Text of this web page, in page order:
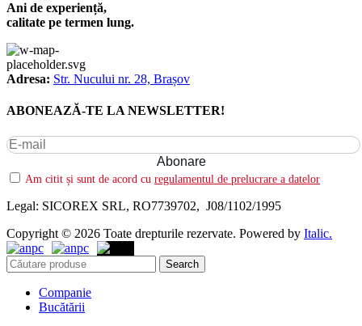
Ani de experiență,
calitate pe termen lung.
Adresa: Str. Nucului nr. 28, Brașov
ABONEAZĂ-TE LA NEWSLETTER!
Am citit și sunt de acord cu regulamentul de prelucrare a datelor
Legal: SICOREX SRL, RO7739702, J08/1102/1995
Copyright © 2026 Toate drepturile rezervate. Powered by Italic.
Search
Companie
Bucătării